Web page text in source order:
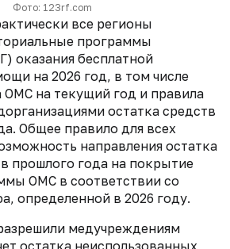
Фото: 123rf.com
все регионы
программы
оказания бесплатной
на 2026 год, в том числе
ОМС на текущий год и правила
остатка средств
Общее правило для всех
направления остатка
прошлого года на покрытие
ОМС в соответствии со
определенной в 2026 году.
медучреждениям
остатка неиспользованных